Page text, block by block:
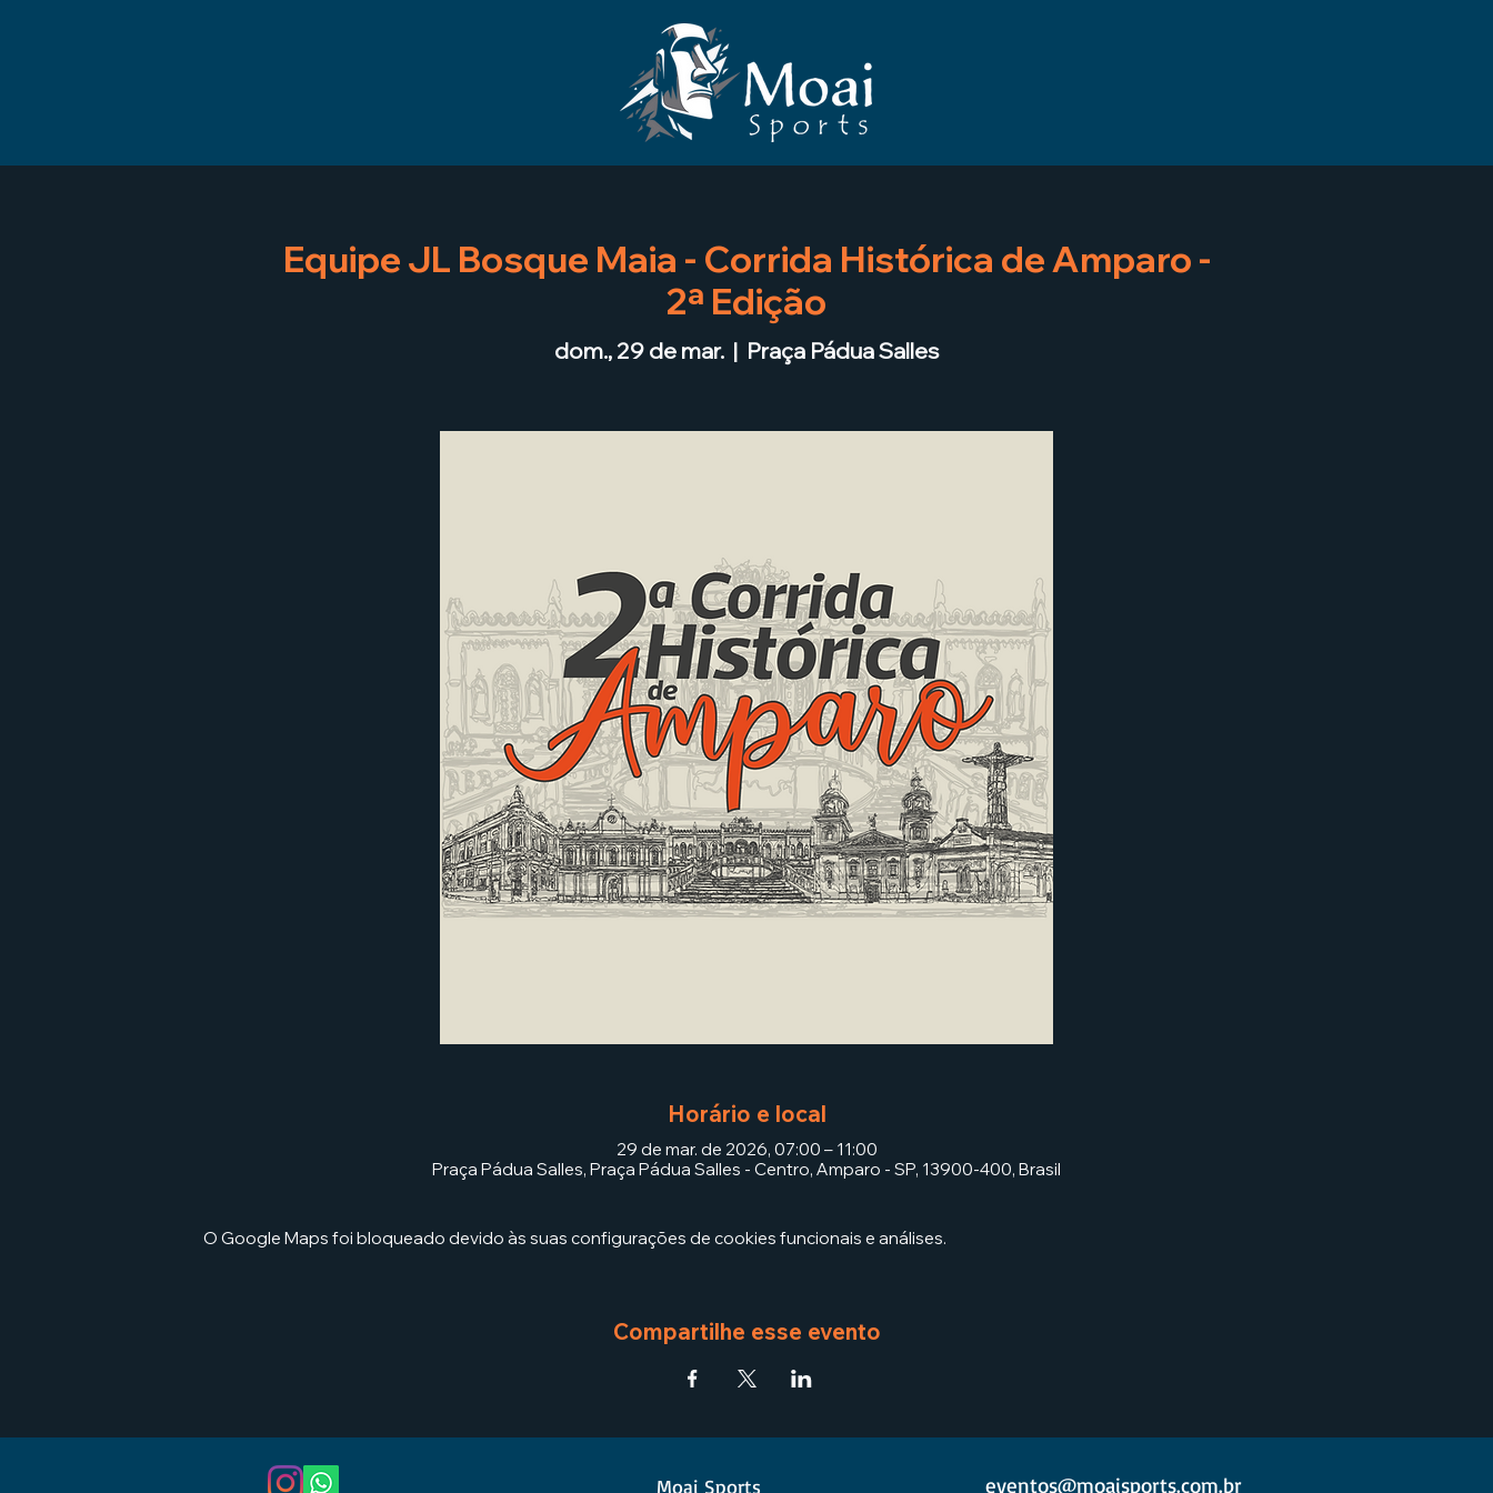
Equipe JL Bosque Maia - Corrida Histórica de Amparo -
2ª Edição
dom., 29 de mar.
  |
Praça Pádua Salles
Horário e local
29 de mar. de 2026, 07:00 – 11:00
Praça Pádua Salles, Praça Pádua Salles - Centro, Amparo - SP, 13900-400, Brasil
O Google Maps foi bloqueado devido às suas configurações de cookies funcionais e análises.
Compartilhe esse evento
Moai Sports eventos@moaisports.com.br